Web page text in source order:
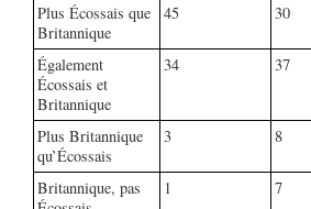
Plus Écossais que
Britannique
45 30
Également
Écossais et
Britannique
34 37
Plus Britannique
qu’Écossais
3 8
Britannique, pas
1 7